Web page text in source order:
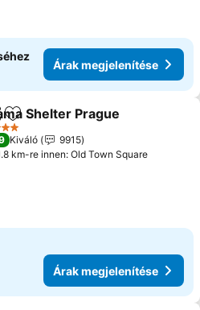
Árak megjelenítése
Hozzáadás a kedvencekhez
Shelter Prague
Kiváló
9915
km-re innen: Old Town Square
Árak megjelenítése